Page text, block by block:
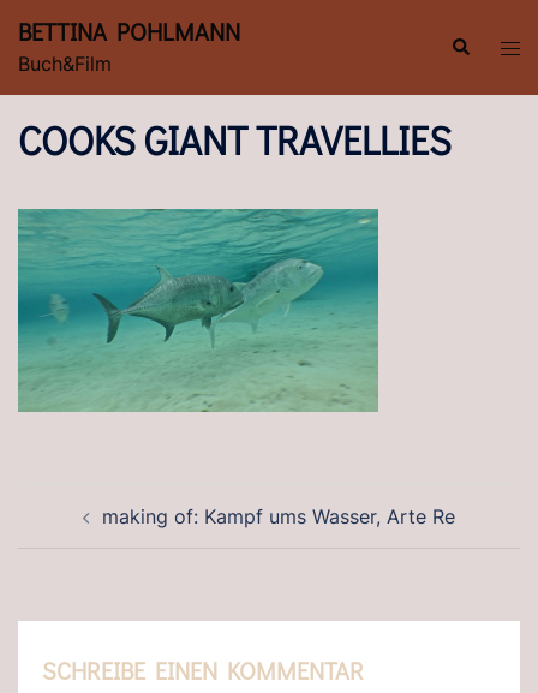
Inhalt
springen
BETTINA POHLMANN
Buch&Film
Suche
COOKS GIANT TRAVELLIES
making of: Kampf ums Wasser, Arte Re
SCHREIBE EINEN KOMMENTAR